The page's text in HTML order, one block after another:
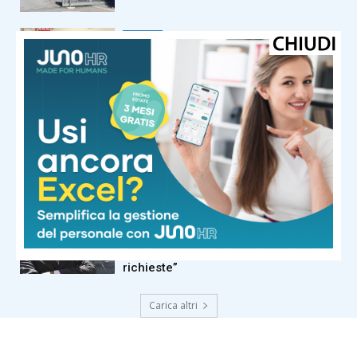
Cronaca
Montemurlo, approvato in consiglio
comunale l’aggiornamento del Piano
di Protezione Civile
Cronaca
Prorogato l’avviso per la gestione del
campo sportivo di Usella
Cronaca
Taxi Prato, la Cooperativa CoTaPra
ricevuta in Comune: “Incontro
positivo, ascoltate le nostre
richieste”
Carica altri